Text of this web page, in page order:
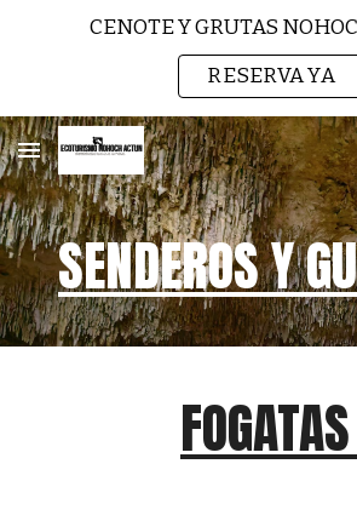
CENOTE Y GRUTAS
RESERVA YA
SENDEROS Y
FOGATAS